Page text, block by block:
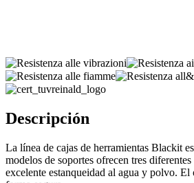
Descripción
La línea de cajas de herramientas Blackit
modelos de soportes ofrecen tres
excelente estanqueidad al agua y polvo.